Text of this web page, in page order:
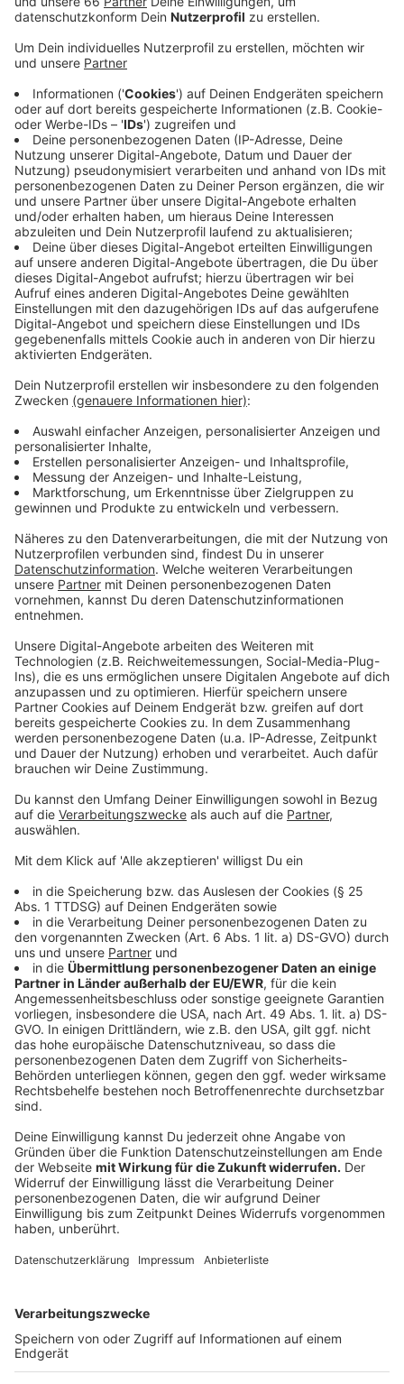
Deutsch lernte. Später studierte er Germanistik und
erlangen. Seine Karriere als Sänger begann 1965, und
Cover-Song: «Du hast ja Tränen in den Augen», eine
deutsche Fassung des Elvis-Schmachtsongs «Crying
in the Chapel».
Anzeige
Der Durchbruch gelang ein Jahrzehnt später mit einer
Frauen-Trilogie: Carolina (1973), Anna Lena (1974) und
Anita (1976) machten Cordalis auch dank Auftritten in
Dieter Thomas Hecks «Hitparade» und Ilja Richters
«Disco» schnell zur Kultfigur der Schlagerszene.
Insgesamt verkaufte Costa Cordalis im Laufe der
Jahre mehr als zehn Millionen Tonträger.
Einen privaten Einblick in sein Leben gewährte der
Künstler zu seinem 70. Geburtstag im Jahr 2014, als er
Autobiografie publizierte. «In der Boulevardpresse
muss ich mich ständig gegen irgendwelche
Anfeindungen wehren», schrieb Cordalis in dem Buch,
das er gemeinsam mit Stefan Alberti von der «Neuen
Anzeige
«Mein Aussehen wird als schäbiges Resultat von
misslungenen Schönheitsoperationen mit Botox
präsentiert», klagte er - dabei sei das vielerorts für
Schlagzeilen sorgende «Vollmondgesicht», wie er
selbst es nannte, Folge einer langen
Cortisonbehandlung wegen einer Rückenerkrankung
gewesen. Nur mit Hyaluronsäure sei er gegen Fältchen
vorgegangen - «nicht mehr und nicht weniger».
Anzeige
Positiver fielen seine Erinnerungen an die RTL-
Dschungelshow «Ich bin ein Star - Holt mich hier raus!»
aus. In deren erster Staffel holte er sich 2004 prompt
den Sieg - und wurde so zum Dauergast auch in
anderen TV-Sendungen. Das habe ihm «rund eine halbe
Million Euro in die Kasse gespült», gab «König Costa»
offen zu. «Da soll jeder über das Dschungelcamp
denken, was er will. Auf solche Summen verzichtet
kein Künstler gerne.»
Anzeige
Liebestechnisch hatte er schon früh das große Glück
war er zudem Opa der kleinen Sophia, der Tochter von
der «Katze» und Sohn Lucas.